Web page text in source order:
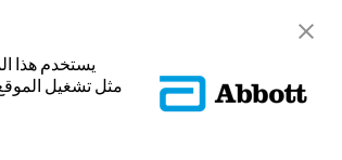
يستخدم هذا
مثل تشغيل